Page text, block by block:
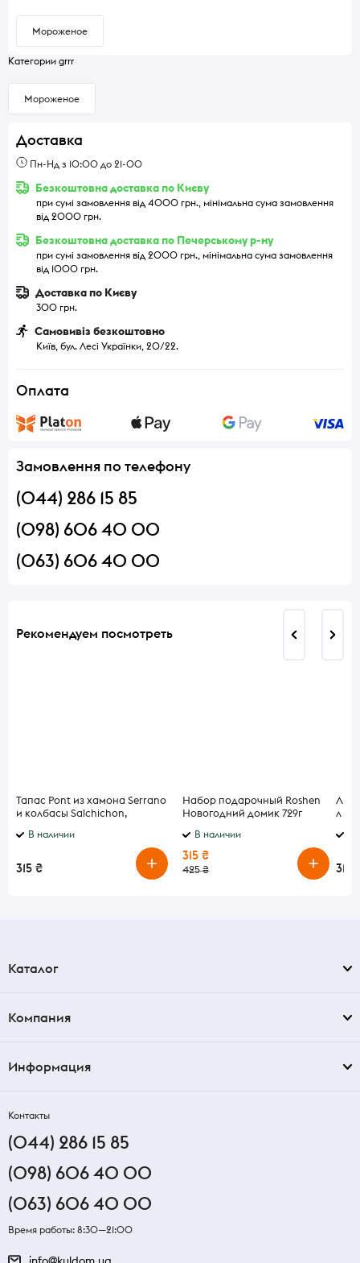
Мороженое
Категории grrr
Мороженое
Доставка
Пн-Нд з 10:00 до 21-00
Безкоштовна доставка по Києву
при сумі замовлення від 4000 грн., мінімальна сума замовлення
від 2000 грн.
Безкоштовна доставка по Печерському р-ну
при сумі замовлення від 2000 грн., мінімальна сума замовлення
від 1000 грн.
Доставка по Києву
300 грн.
Самовивіз безкоштовно
Київ, бул. Лесі Українки, 20/22.
Оплата
Замовлення по телефону
(044) 286 15 85
(098) 606 40 00
(063) 606 40 00
Рекомендуем посмотреть
Тапас Pont из хамона Serrano
и колбасы Salchichon,
В наличии
315 ₴
Набор подарочный Roshen
Новогодний домик 729г
В наличии
315 ₴
425 ₴
л
315
Каталог
Компания
Информация
Контакты
(044) 286 15 85
(098) 606 40 00
(063) 606 40 00
Время работы: 8:30—21:00